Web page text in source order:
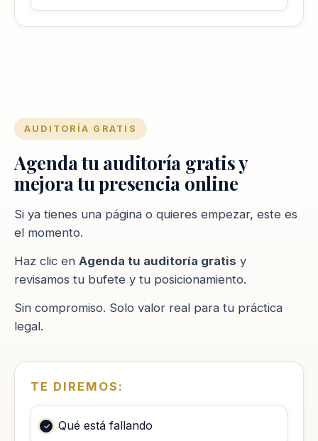
TE DIREMOS:
Qué está fallando
AUDITORÍA GRATIS
Agenda tu auditoría gratis y
mejora tu presencia online
Si ya tienes una página o quieres empezar, este es
el momento.
Haz clic en Agenda tu auditoría gratis y
revisamos tu bufete y tu posicionamiento.
Sin compromiso. Solo valor real para tu práctica
legal.